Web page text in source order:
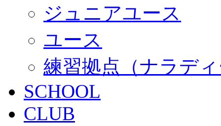
ジュニアユース
ユース
練習拠点（ナラデ
SCHOOL
CLUB